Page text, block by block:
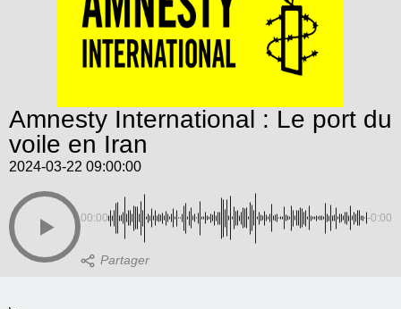
Amnesty International : Le port du
voile en Iran
2024-03-22 09:00:00
00:00 -0:00